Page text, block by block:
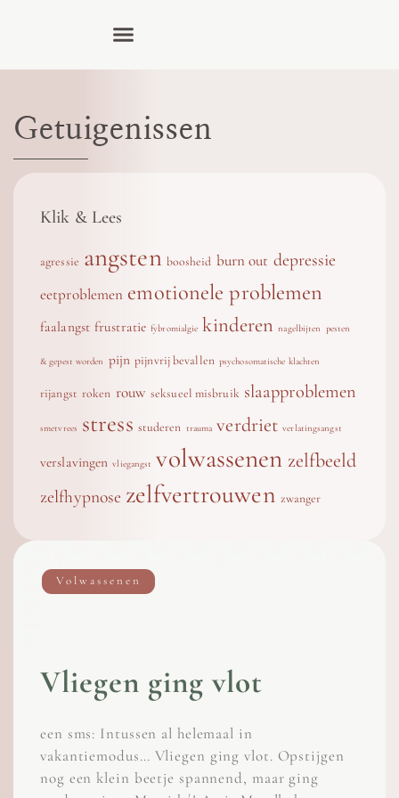
Getuigenissen
Klik & Lees
agressie angsten boosheid burn out depressie
eetproblemen emotionele problemen
faalangst frustratie fybromialgie kinderen nagelbijten pesten
& gepest worden pijn pijnvrij bevallen psychosomatische klachten
rijangst roken rouw seksueel misbruik slaapproblemen
smetvrees stress studeren trauma verdriet verlatingsangst
verslavingen vliegangst volwassenen zelfbeeld
zelfhypnose zelfvertrouwen zwanger
Volwassenen
Vliegen ging vlot
een sms: Intussen al helemaal in
vakantiemodus… Vliegen ging vlot. Opstijgen
nog een klein beetje spannend, maar ging